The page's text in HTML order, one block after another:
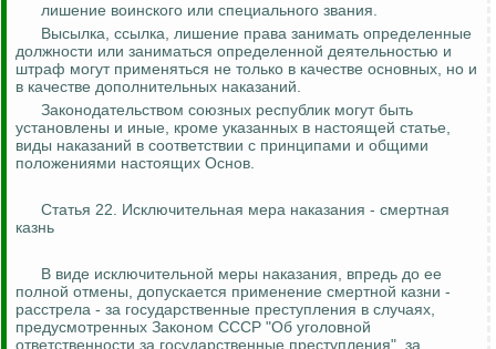
лишение воинского или специального звания.
Высылка, ссылка, лишение права занимать определенные
должности или заниматься определенной деятельностью и
штраф могут применяться не только в качестве основных, но и
в качестве дополнительных наказаний.
Законодательством союзных республик могут быть
установлены и иные, кроме указанных в настоящей статье,
виды наказаний в соответствии с принципами и общими
положениями настоящих Основ.
Статья 22. Исключительная мера наказания - смертная
казнь
В виде исключительной меры наказания, впредь до ее
полной отмены, допускается применение смертной казни -
расстрела - за государственные преступления в случаях,
предусмотренных Законом СССР "Об уголовной
ответственности за государственные преступления", за